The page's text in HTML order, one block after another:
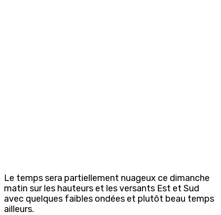
Le temps sera partiellement nuageux ce dimanche
matin sur les hauteurs et les versants Est et Sud
avec quelques faibles ondées et plutôt beau temps
ailleurs.